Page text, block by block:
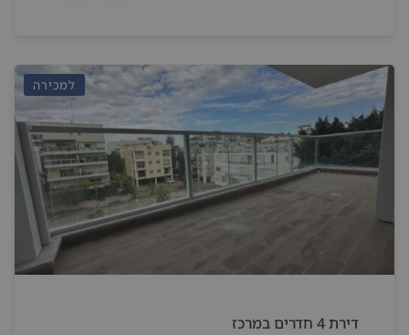
למכירה
דירת 4 חדרים במרכז